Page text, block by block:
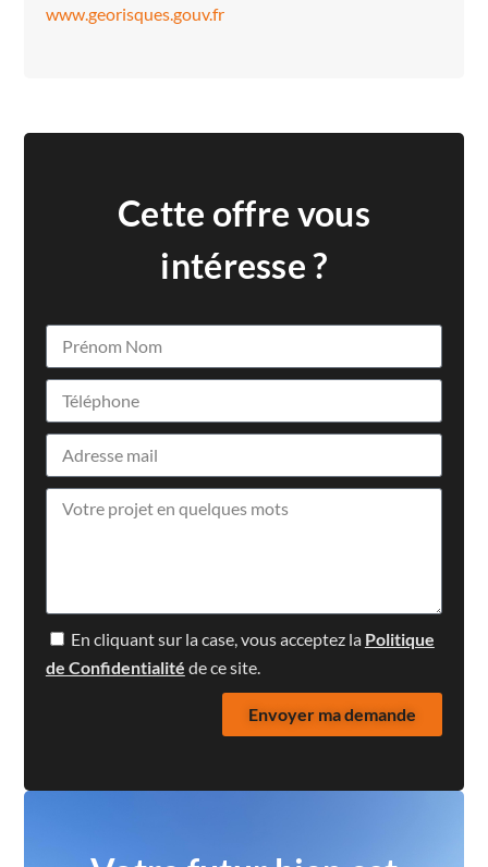
www.georisques.gouv.fr
Cette offre vous
intéresse ?
En cliquant sur la case, vous acceptez la Politique
de Confidentialité de ce site.
Envoyer ma demande